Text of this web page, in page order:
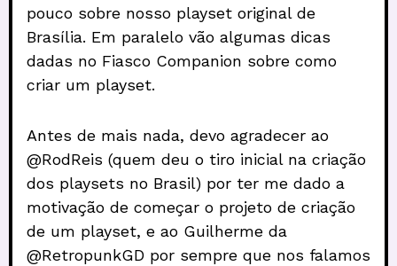
pouco sobre nosso playset original de
Brasília. Em paralelo vão algumas dicas
dadas no Fiasco Companion sobre como
criar um playset.
Antes de mais nada, devo agradecer ao
@RodReis (quem deu o tiro inicial na criação
dos playsets no Brasil) por ter me dado a
motivação de começar o projeto de criação
de um playset, e ao Guilherme da
@RetropunkGD por sempre que nos falamos